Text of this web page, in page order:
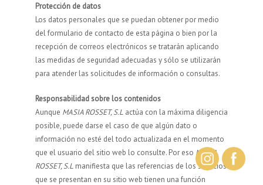
Protección de datos
Los datos personales que se puedan obtener por medio
del formulario de contacto de esta página o bien por la
recepción de correos electrónicos se tratarán aplicando
las medidas de seguridad adecuadas y sólo se utilizarán
para atender las solicitudes de información o consultas.
Responsabilidad sobre los contenidos
Aunque MASIA ROSSET, S.L actúa con la máxima diligencia
posible, puede darse el caso de que algún dato o
información no esté del todo actualizada en el momento
que el usuario del sitio web lo consulte. Por eso MASIA
ROSSET, S.L manifiesta que las referencias de los servicios
que se presentan en su sitio web tienen una función